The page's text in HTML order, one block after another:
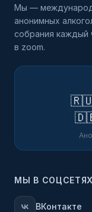
Мы —
анонимных
собрания каждый
в zoom.
МЫ В СОЦСЕТЯХ
ВКонтакте